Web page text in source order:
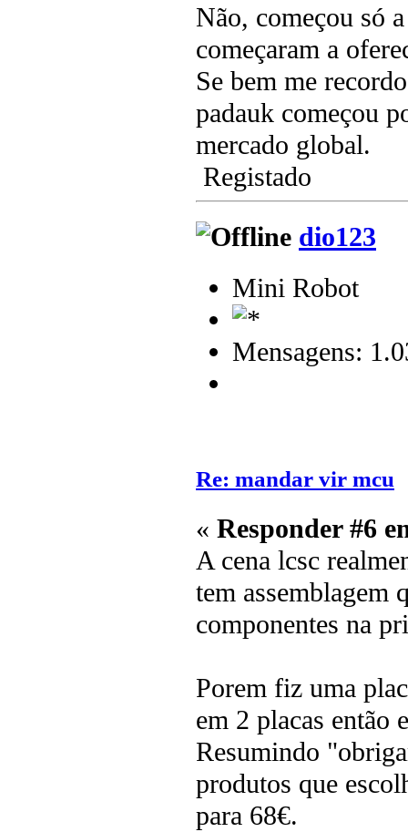
Não, começou só
começaram a
Se bem me
padauk começou
mercado global.
Registado
dio123
Mini Robot
Mensagens:
Re: mandar vir mcu
« Responder #6
A cena lcsc
tem assemblagem
componentes na
Porem fiz uma
em 2 placas então
Resumindo
produtos que
para 68€.